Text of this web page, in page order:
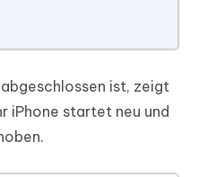
ist, zeigt
iPhone startet neu und